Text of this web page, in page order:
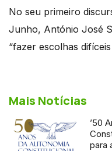
No seu primeiro
Junho, António José
“fazer escolhas
Mais Notícias
’50
para